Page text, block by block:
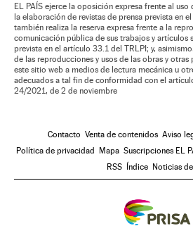
EL PAÍS ejerce la oposición expresa frente al uso
la elaboración de revistas de prensa prevista en
también realiza la reserva expresa frente a la
comunicación pública de sus trabajos y artículos
prevista en el artículo 33.1 del TRLPI; y,
de las reproducciones y usos de las obras y otras
este sitio web a medios de lectura mecánica u
adecuados a tal fin de conformidad con el
24/2021, de 2 de noviembre
Contacto Venta de contenidos Aviso
Política de privacidad Mapa Suscripciones EL
RSS Índice Noticias